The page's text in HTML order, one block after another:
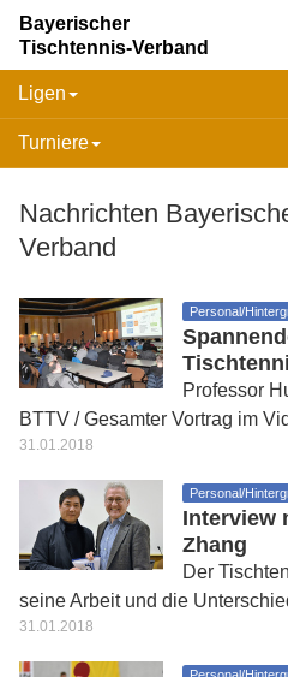
Bayerischer
Tischtennis-Verband
Ligen
Turniere
Nachrichten
Verband
Personal/
Professor
BTTV / Gesamter Vortrag im
31.01.2018
Personal/
Interview
Zhang
Der
seine Arbeit und die
31.01.2018